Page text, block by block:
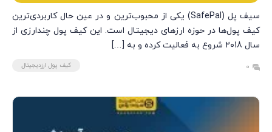
سیف پل (SafePal) یکی از محبوب‌ترین و در عین حال کاربردی‌ترین
کیف پول‌ها در حوزه ارزهای دیجیتال است. این کیف پول چندارزی از
سال ۲۰18 شروع به فعالیت کرده و به […]
0 کیف پول ارزدیجیتال